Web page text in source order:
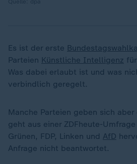
Es ist der erste
Parteien Künstliche Intelligenz
Was dabei erlaubt ist und was
verbindlich geregelt.
Manche Parteien geben sich
geht aus einer ZDFheute-Umfrage
Grünen, FDP, Linken und AfD
Anfrage nicht beantwortet.